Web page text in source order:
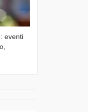
eventi